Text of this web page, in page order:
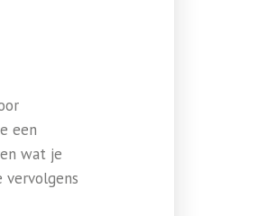
een
wat je
vervolgens